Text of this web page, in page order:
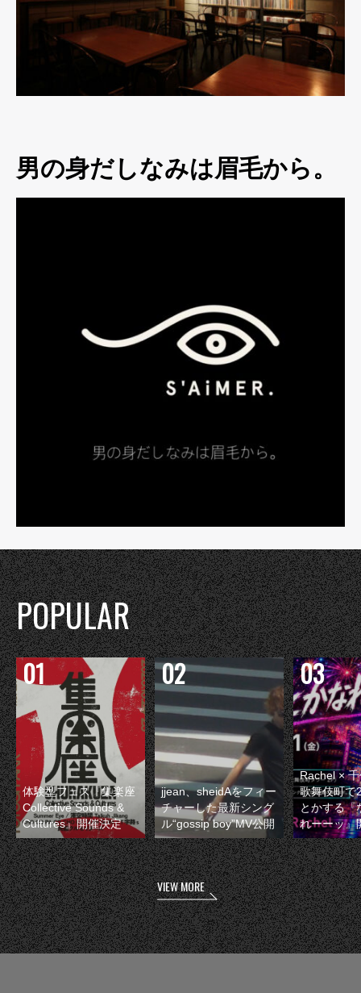
男の身だしなみは眉毛から。
POPULAR
体験型フェス『集楽座
Collective Sounds &
Cultures』開催決定
jjean、sheidAをフィー
チャーした最新シング
ル“gossip boy”MV公開
Rachel ×
歌舞伎町で
とかする『
れーーッ』
VIEW MORE